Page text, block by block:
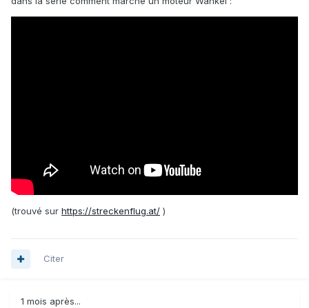
(trouvé sur https://streckenflug.at/ )
Citer
1 mois après...